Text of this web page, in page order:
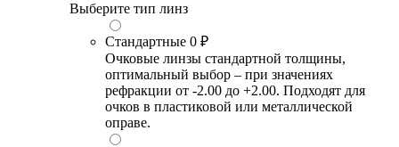
Выберите тип линз
Стандартные 0 ₽
Очковые линзы стандартной толщины,
оптимальный выбор – при значениях
рефракции от -2.00 до +2.00. Подходят для
очков в пластиковой или металлической
оправе.